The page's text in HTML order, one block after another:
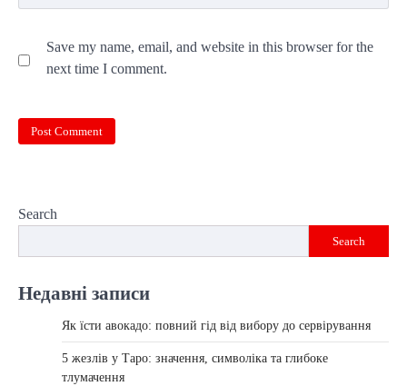
Save my name, email, and website in this browser for the
next time I comment.
Search
Search
Недавні записи
Як їсти авокадо: повний гід від вибору до сервірування
5 жезлів у Таро: значення, символіка та глибоке
тлумачення